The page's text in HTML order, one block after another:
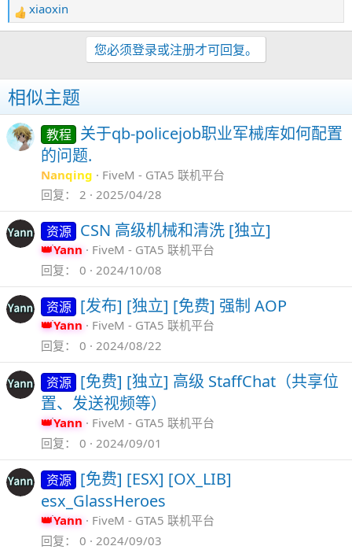
反
馈
xiaoxin
您必须登录或注册才可回复。
相似主题
教程 关于qb-policejob职业军械库如何配置
的问题.
Nanqing
FiveM - GTA5 联机平台
回复
2 2025/04/28
资源 CSN 高级机械和清洗 [独立]
Yann
FiveM - GTA5 联机平台
回复
0 2024/10/08
资源 [发布] [独立] [免费] 强制 AOP
Yann
FiveM - GTA5 联机平台
回复
0 2024/08/22
资源 [免费] [独立] 高级 StaffChat（共享位
置、发送视频等）
Yann
FiveM - GTA5 联机平台
回复
0 2024/09/01
资源 [免费] [ESX] [OX_LIB]
esx_GlassHeroes
Yann
FiveM - GTA5 联机平台
回复
0 2024/09/03